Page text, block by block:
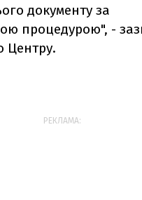
документу за
процедурою", -
Центру.
РЕКЛАМА: